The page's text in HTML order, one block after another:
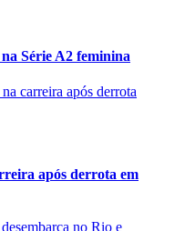
Série A2 feminina
após derrota em